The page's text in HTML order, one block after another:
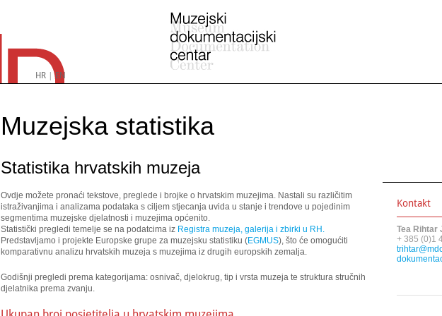
HR|EN
Muzejska statistika
Statistika hrvatskih muzeja
Ovdje možete pronaći tekstove, preglede i brojke o hrvatskim muzejima. Nastali su različitim
istraživanjima i analizama podataka s ciljem stjecanja uvida u stanje i trendove u pojedinim
segmentima muzejske djelatnosti i muzejima općenito.
Statistički pregledi temelje se na podatcima iz Registra muzeja, galerija i zbirki u RH .
Predstavljamo i projekte Europske grupe za muzejsku statistiku (EGMUS), što će omogućiti
komparativnu analizu hrvatskih muzeja s muzejima iz drugih europskih zemalja.
Godišnji pregledi prema kategorijama: osnivač, djelokrug, tip i vrsta muzeja te struktura stručnih
djelatnika prema zvanju.
Kontakt
Tea Rihtar
+ 385 (0)1